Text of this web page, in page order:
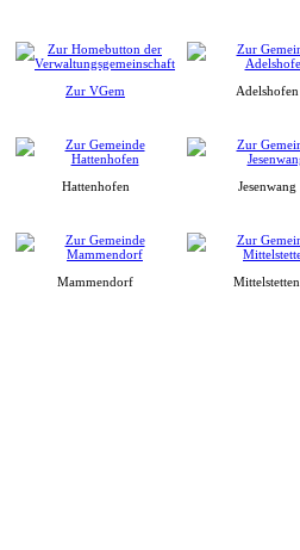
Zur VGem Adelshofen
Hattenhofen Jesenwang
Mammendorf Mittelstetten